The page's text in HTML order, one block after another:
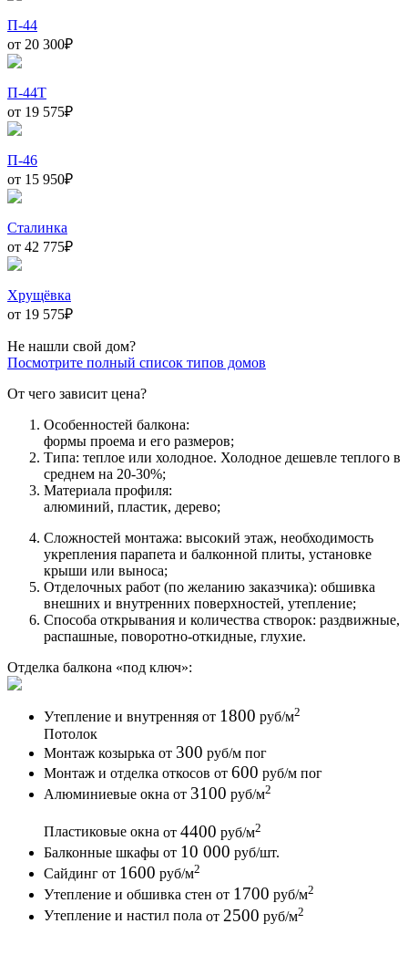
П-44
от 20 300₽
П-44Т
от 19 575₽
П-46
от 15 950₽
Сталинка
от 42 775₽
Хрущёвка
от 19 575₽
Не нашли свой дом?
Посмотрите полный список типов домов
От чего зависит цена?
Особенностей балкона:
формы проема и его размеров;
Типа: теплое или холодное. Холодное дешевле теплого в
среднем на 20-30%;
Материала профиля:
алюминий, пластик, дерево;
Сложностей монтажа: высокий этаж, необходимость
укрепления парапета и балконной плиты, установке
крыши или выноса;
Отделочных работ (по желанию заказчика): обшивка
внешних и внутренних поверхностей, утепление;
Способа открывания и количества створок: раздвижные,
распашные, поворотно-откидные, глухие.
Отделка балкона «под ключ»:
Утепление и внутренняя от 1800 руб/м2
Потолок
Монтаж козырька от 300 руб/м пог
Монтаж и отделка откосов от 600 руб/м пог
Алюминиевые окна от 3100 руб/м2
Пластиковые окна от 4400 руб/м2
Балконные шкафы от 10 000 руб/шт.
Сайдинг от 1600 руб/м2
Утепление и обшивка стен от 1700 руб/м2
Утепление и настил пола от 2500 руб/м2